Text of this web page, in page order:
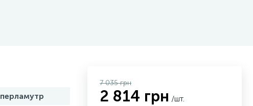
перламутр
7 035 грн
2 814 грн /шт.